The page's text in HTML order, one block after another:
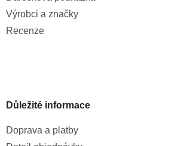
Výrobci a značky
Recenze
Důležité informace
Doprava a platby